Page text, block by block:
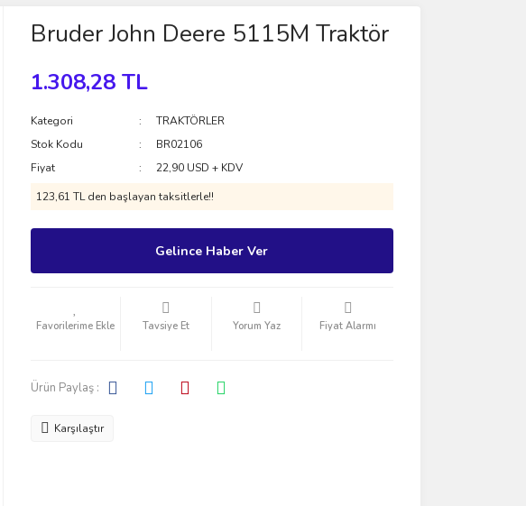
Bruder John Deere 5115M Traktör
1.308,28 TL
Kategori
TRAKTÖRLER
Stok Kodu
BR02106
Fiyat
22,90 USD + KDV
123,61 TL den başlayan taksitlerle!!
Gelince Haber Ver
Tavsiye Et Yorum Yaz Fiyat Alarmı
Ürün Paylaş :
Karşılaştır